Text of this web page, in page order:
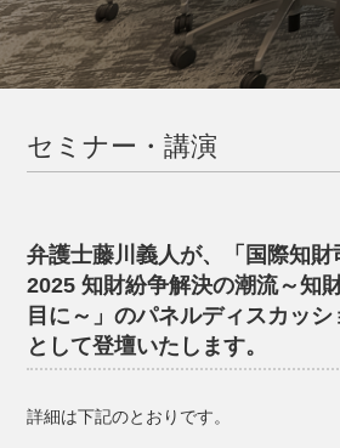
セミナー・講演
弁護士藤川義人が、「国際知
2025 知財紛争解決の潮流～知
目に～」のパネルディスカッ
として登壇いたします。
詳細は下記のとおりです。